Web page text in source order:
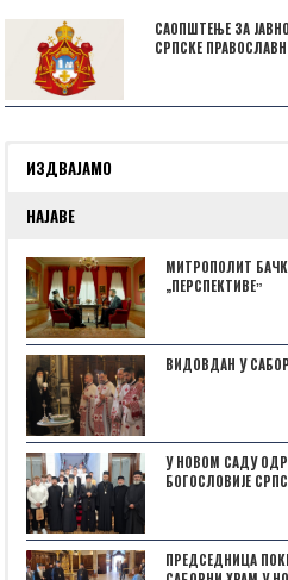
САОПШТЕЊЕ ЗА
СРПСКЕ
ИЗДВАЈАМО
НАЈАВЕ
МИТРОПОЛИТ
„ПЕРСПЕКТИВЕˮ
ВИДОВДАН У
У НОВОМ САДУ
БОГОСЛОВИЈЕ
ПРЕДСЕДНИЦА